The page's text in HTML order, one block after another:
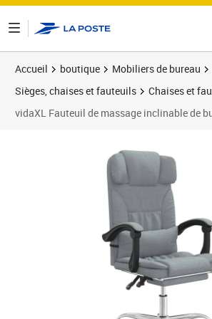
Accueil boutique
Mobiliers de bureau
Sièges, chaises et fauteuils
Chaises et
vidaXL Fauteuil de massage inclinable de